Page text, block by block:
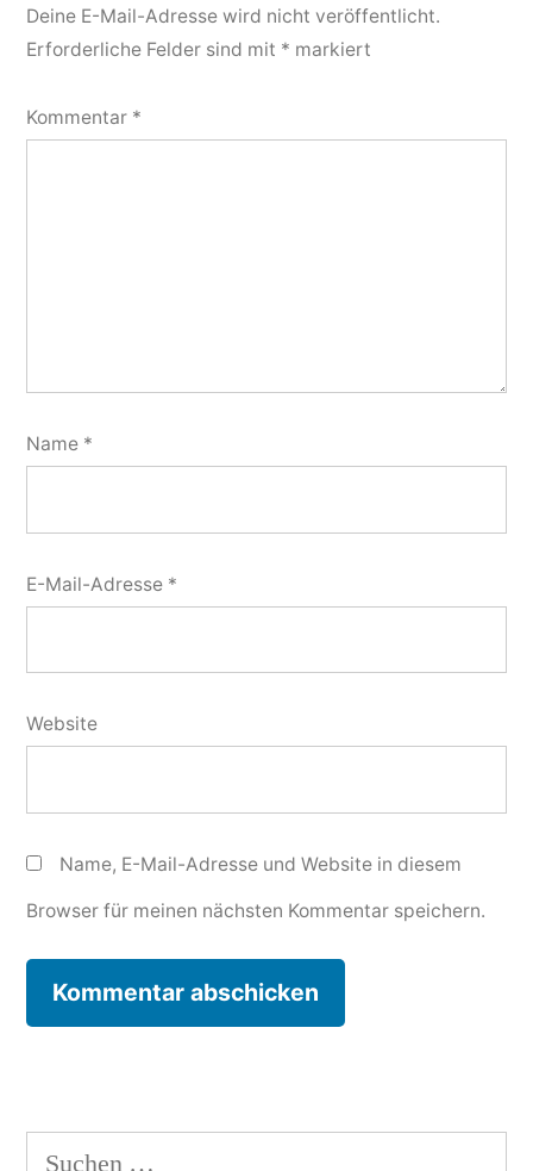
Deine E-Mail-Adresse wird nicht veröffentlicht.
Erforderliche Felder sind mit * markiert
Kommentar *
Name *
E-Mail-Adresse *
Website
Name, E-Mail-Adresse und Website in diesem
Browser für meinen nächsten Kommentar speichern.
Suchen